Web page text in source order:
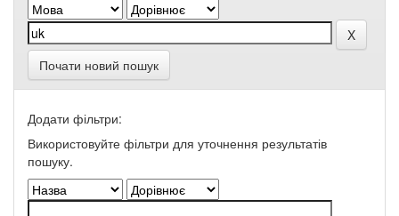
Почати новий пошук
Додати фільтри:
Використовуйте фільтри для уточнення результатів
пошуку.